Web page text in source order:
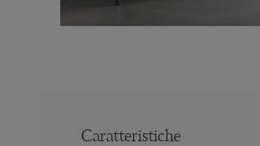
Caratteristiche